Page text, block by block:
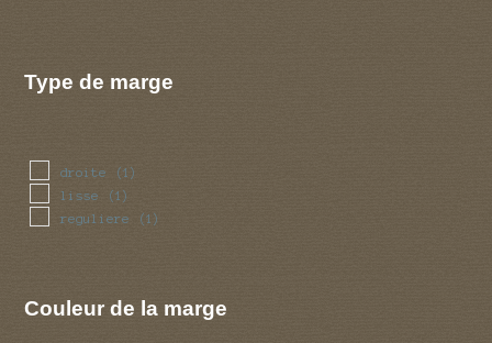
Type de marge
droite (1)
lisse (1)
reguliere (1)
Couleur de la marge